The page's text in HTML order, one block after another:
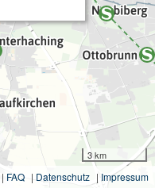
3 km
| FAQ | Datenschutz | Impressum